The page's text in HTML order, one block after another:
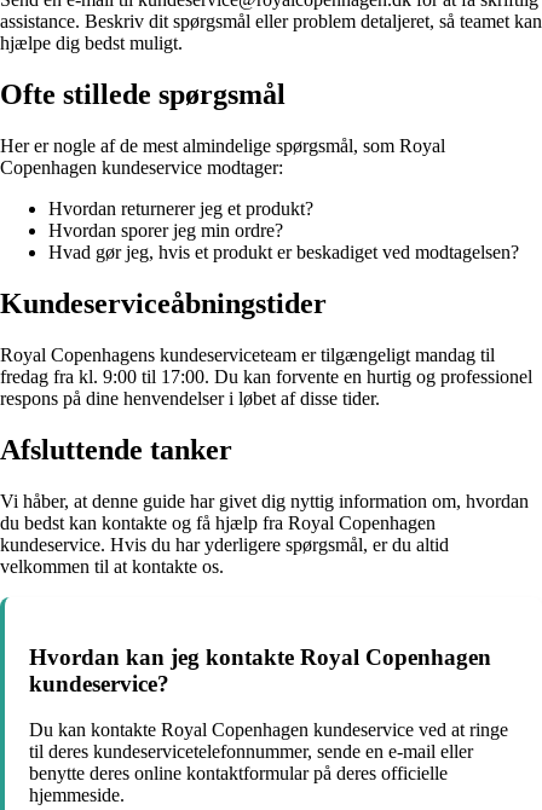
assistance. Beskriv dit spørgsmål eller problem detaljeret, så teamet kan
hjælpe dig bedst muligt.
Ofte stillede spørgsmål
Her er nogle af de mest almindelige spørgsmål, som Royal
Copenhagen kundeservice modtager:
Hvordan returnerer jeg et produkt?
Hvordan sporer jeg min ordre?
Hvad gør jeg, hvis et produkt er beskadiget ved modtagelsen?
Kundeserviceåbningstider
Royal Copenhagens kundeserviceteam er tilgængeligt mandag til
fredag fra kl. 9:00 til 17:00. Du kan forvente en hurtig og professionel
respons på dine henvendelser i løbet af disse tider.
Afsluttende tanker
Vi håber, at denne guide har givet dig nyttig information om, hvordan
du bedst kan kontakte og få hjælp fra Royal Copenhagen
kundeservice. Hvis du har yderligere spørgsmål, er du altid
velkommen til at kontakte os.
Hvordan kan jeg kontakte Royal Copenhagen
kundeservice?
Du kan kontakte Royal Copenhagen kundeservice ved at ringe
til deres kundeservicetelefonnummer, sende en e-mail eller
benytte deres online kontaktformular på deres officielle
hjemmeside.